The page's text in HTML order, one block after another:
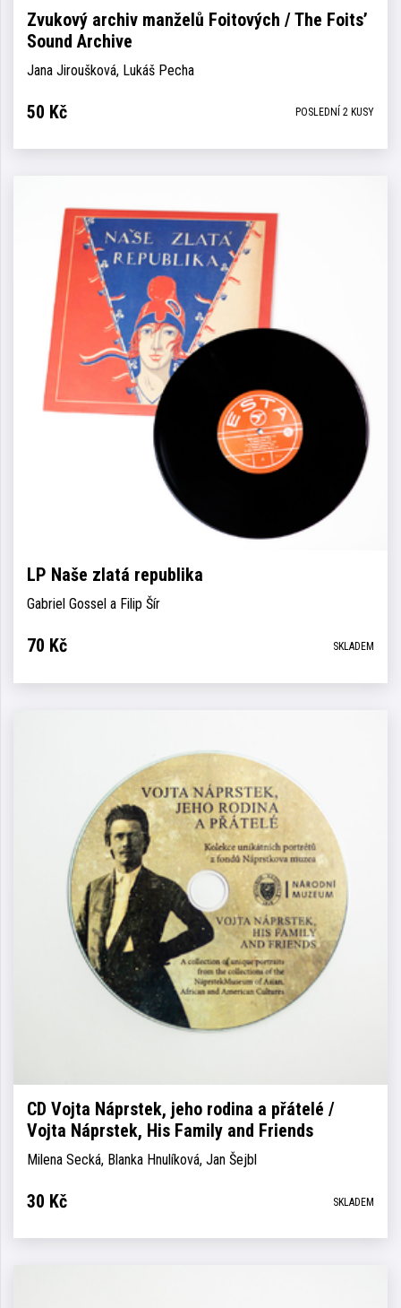
Zvukový archiv manželů Foitových / The Foits’
Sound Archive
Jana Jiroušková, Lukáš Pecha
50 Kč POSLEDNÍ 2 KUSY
LP Naše zlatá republika
Gabriel Gossel a Filip Šír
70 Kč SKLADEM
CD Vojta Náprstek, jeho rodina a přátelé /
Vojta Náprstek, His Family and Friends
Milena Secká, Blanka Hnulíková, Jan Šejbl
30 Kč SKLADEM